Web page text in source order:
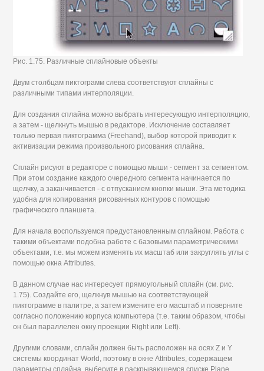
Рис. 1.75. Различные сплайновые объекты
Двум столбцам пиктограмм слева соответствуют сплайны с
различными типами интерполяции.
Для создания сплайна можно выбрать интересующую интерполяцию,
а затем - щелкнуть мышью в редакторе. Исключение составляет
только первая пиктограмма (Freehand), выбор которой приводит к
активизации режима произвольного рисования сплайна.
Сплайн рисуют в редакторе с помощью мыши - сегмент за сегментом.
При этом создание каждого очередного сегмента начинается по
щелчку, а заканчивается - с отпусканием кнопки мыши. Эта методика
удобна для копирования рисованных контуров с помощью
графического планшета.
Для начала воспользуемся предустановленным сплайном. Работа с
такими объектами подобна работе с базовыми параметрическими
объектами, т.е. мы можем изменять их масштаб или закруглять углы с
помощью окна Attributes.
В данном случае нас интересует прямоугольный сплайн (см. рис.
1.75). Создайте его, щелкнув мышью на соответствующей
пиктограмме в палитре, а затем измените его масштаб и поверните
согласно положению корпуса компьютера (т.е. таким образом, чтобы
он был параллелен окну проекции Right или Left).
Другими словами, сплайн должен быть расположен на осях Z и Y
системы координат World, поэтому в окне Attributes, содержащем
параметры сплайна, выберите в раскрывающемся списке Plane